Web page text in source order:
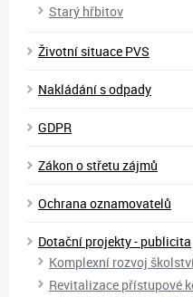
Starý hřbitov
Životní situace PVS
Nakládání s odpady
GDPR
Zákon o střetu zájmů
Ochrana oznamovatelů
Dotační projekty - publicita
Komplexní rozvoj
Revitalizace přístupové